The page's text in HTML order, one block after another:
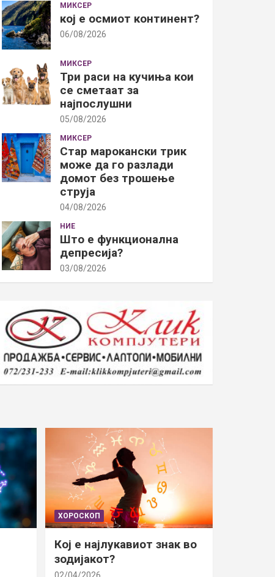
МИКСЕР
кој е осмиот континент?
06/08/2026
МИКСЕР
Три раси на кучиња кои
се сметаат за
најпослушни
05/08/2026
МИКСЕР
Стар марокански трик
може да го разлади
домот без трошење
струја
04/08/2026
НИЕ
Што е функционална
депресија?
03/08/2026
ХОРОСКОП
Кој е најлукавиот знак во
зодијакот?